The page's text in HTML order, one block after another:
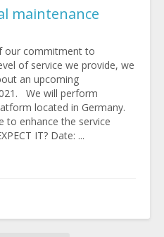
maintenance
our commitment to
of service we provide, we
an upcoming
We will perform
located in Germany.
to enhance the service
IT? Date: ...